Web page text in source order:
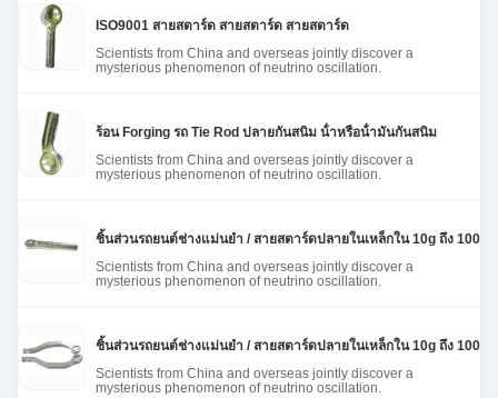
once you dial in the IPD correctly. The manual
adjustment is smooth, and finding that sweet spot
makes all the difference. No more eye strain
ISO9001 สายสตาร์ด สายสตาร์ด สายสตาร์ด
Scientists from China and overseas jointly discover a
mysterious phenomenon of neutrino oscillation.
ร้อน Forging รถ Tie Rod ปลายกันสนิม น้ําหรือน้ํามันกันสนิม
Scientists from China and overseas jointly discover a
mysterious phenomenon of neutrino oscillation.
ชิ้นส่วนรถยนต์ช่างแม่นยํา / สายสตาร์ดปลายในเหล็กใน 10g ถึง
Scientists from China and overseas jointly discover a
mysterious phenomenon of neutrino oscillation.
ชิ้นส่วนรถยนต์ช่างแม่นยํา / สายสตาร์ดปลายในเหล็กใน 10g ถึง
Scientists from China and overseas jointly discover a
mysterious phenomenon of neutrino oscillation.